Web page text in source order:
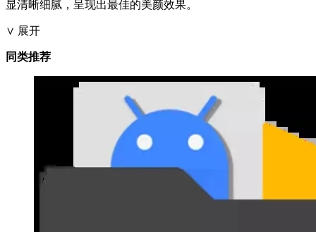
显清晰细腻，呈现出最佳的美颜效果。
∨ 展开
同类推荐